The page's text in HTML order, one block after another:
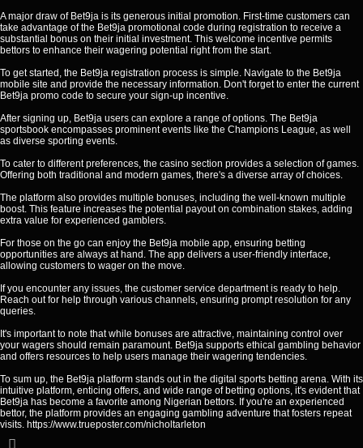
A major draw of Bet9ja is its generous initial promotion. First-time customers can
take advantage of the Bet9ja promotional code during registration to receive a
substantial bonus on their initial investment. This welcome incentive permits
bettors to enhance their wagering potential right from the start.
To get started, the Bet9ja registration process is simple. Navigate to the Bet9ja
mobile site and provide the necessary information. Don't forget to enter the current
Bet9ja promo code to secure your sign-up incentive.
After signing up, Bet9ja users can explore a range of options. The Bet9ja
sportsbook encompasses prominent events like the Champions League, as well
as diverse sporting events.
To cater to different preferences, the casino section provides a selection of games.
Offering both traditional and modern games, there's a diverse array of choices.
The platform also provides multiple bonuses, including the well-known multiple
boost. This feature increases the potential payout on combination stakes, adding
extra value for experienced gamblers.
For those on the go can enjoy the Bet9ja mobile app, ensuring betting
opportunities are always at hand. The app delivers a user-friendly interface,
allowing customers to wager on the move.
If you encounter any issues, the customer service department is ready to help.
Reach out for help through various channels, ensuring prompt resolution for any
queries.
It's important to note that while bonuses are attractive, maintaining control over
your wagers should remain paramount. Bet9ja supports ethical gambling behavior
and offers resources to help users manage their wagering tendencies.
To sum up, the Bet9ja platform stands out in the digital sports betting arena. With its
intuitive platform, enticing offers, and wide range of betting options, it's evident that
Bet9ja has become a favorite among Nigerian bettors. If you're an experienced
bettor, the platform provides an engaging gambling adventure that fosters repeat
visits. https://www.trueposter.com/nicholtarleton